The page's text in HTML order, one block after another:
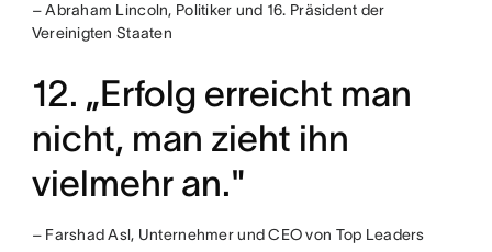
– Abraham Lincoln, Politiker und 16. Präsident der
Vereinigten Staaten
12. „Erfolg erreicht man
nicht, man zieht ihn
vielmehr an."
– Farshad Asl, Unternehmer und CEO von Top Leaders